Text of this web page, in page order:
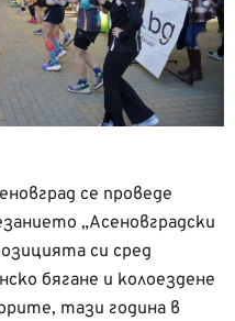
се проведе
„Асеновградски
си сред
бягане и колоездене
тази година в